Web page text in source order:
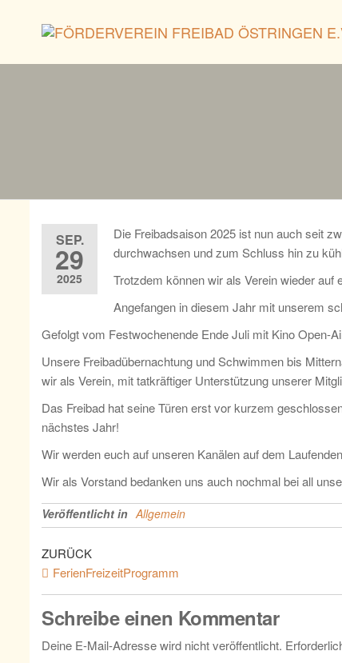
SEP.
29
2025
Die Freibadsaison 2025 ist nun auch seit
durchwachsen und zum Schluss hin zu
Trotzdem können wir als Verein wieder auf
Angefangen in diesem Jahr mit unserem
Gefolgt vom Festwochenende Ende Juli mit Kino Open-
Unsere Freibadübernachtung und Schwimmen bis
wir als Verein, mit tatkräftiger Unterstützung unserer
Das Freibad hat seine Türen erst vor kurzem
nächstes Jahr!
Wir werden euch auf unseren Kanälen auf dem
Wir als Vorstand bedanken uns auch nochmal bei all
Veröffentlicht in Allgemein
ZURÜCK
FerienFreizeitProgramm
Schreibe einen Kommentar
Deine E-Mail-Adresse wird nicht veröffentlicht.